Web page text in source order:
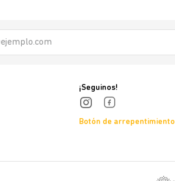
¡Seguinos!
Botón de arrepentimiento